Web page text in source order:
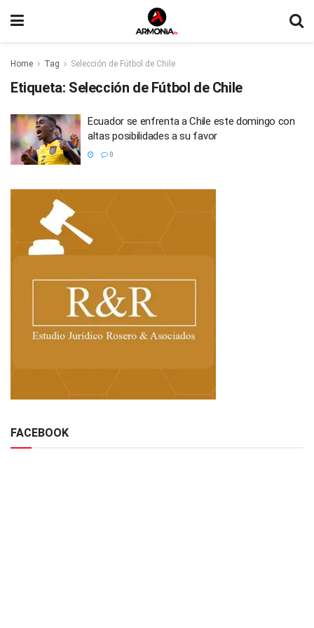
Home Tag Selección de Fútbol de Chile
Etiqueta: Selección de Fútbol de Chile
Ecuador se enfrenta a Chile este domingo con
altas posibilidades a su favor
0
FACEBOOK